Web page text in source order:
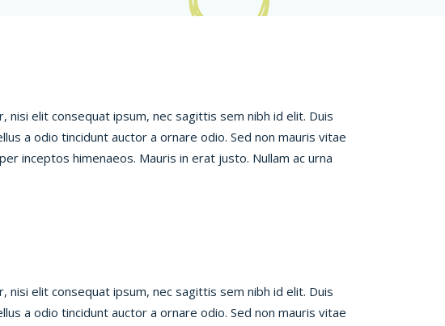
elit consequat ipsum, nec sagittis sem nibh id elit. Duis
a odio tincidunt auctor a ornare odio. Sed non mauris vitae
inceptos himenaeos. Mauris in erat justo. Nullam ac urna
elit consequat ipsum, nec sagittis sem nibh id elit. Duis
a odio tincidunt auctor a ornare odio. Sed non mauris vitae